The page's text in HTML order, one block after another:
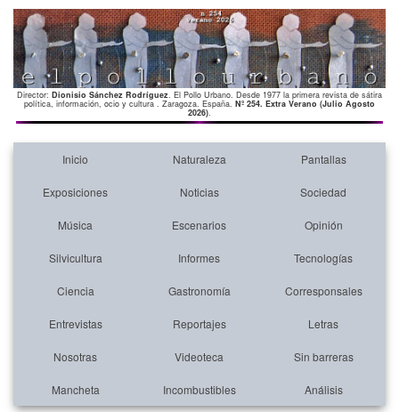
Director: Dionisio Sánchez Rodríguez. El Pollo Urbano. Desde 1977 la primera revista de sátira
política, información, ocio y cultura . Zaragoza. España. Nº 254. Extra Verano (Julio Agosto
2026).
Inicio Naturaleza Pantallas
Exposiciones Noticias Sociedad
Música Escenarios Opinión
Silvicultura Informes Tecnologías
Ciencia Gastronomía Corresponsales
Entrevistas Reportajes Letras
Nosotras Videoteca Sin barreras
Mancheta Incombustibles Análisis